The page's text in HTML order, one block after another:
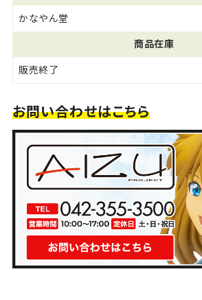
かなやん堂
商品在庫
販売終了
お問い合わせはこちら